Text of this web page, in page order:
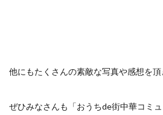
他にもたくさんの素敵な写真や感想を頂
ぜひみなさんも「おうちde街中華コミュ